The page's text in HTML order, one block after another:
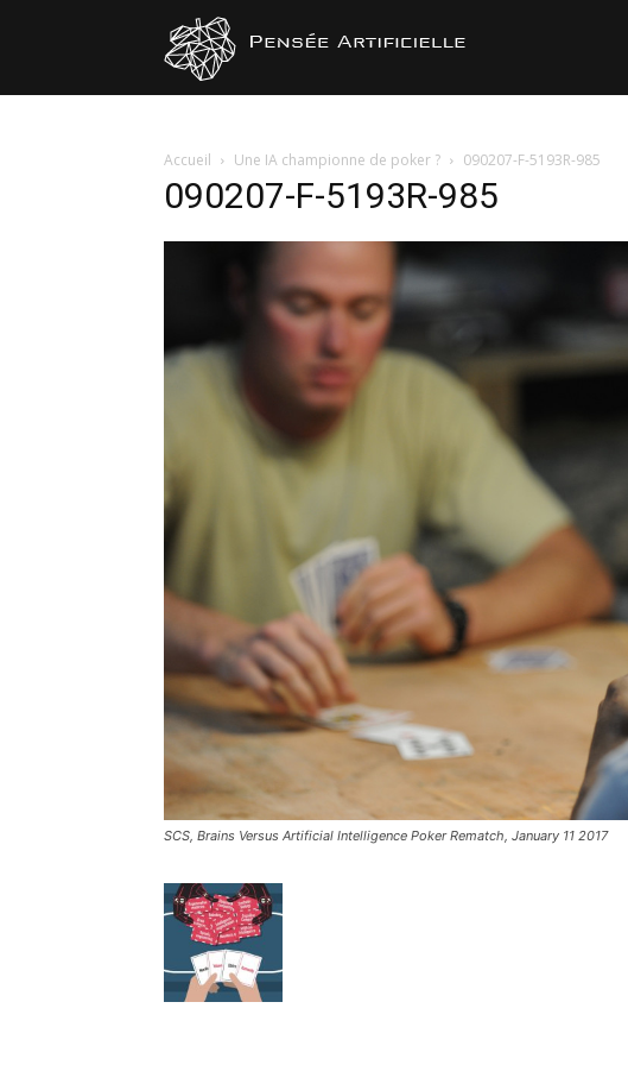
Accueil Une IA championne de poker ? 090207-F-5193R-985
090207-F-5193R-985
SCS, Brains Versus Artificial Intelligence Poker Rematch, January 11 2017